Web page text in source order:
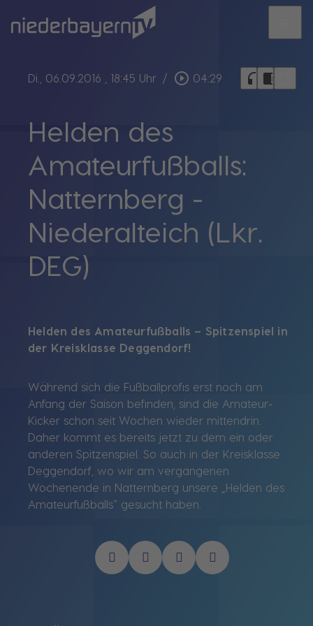
Di., 06.09.2016 , 18:45 Uhr / play_circle_outline 04:29 headphones chrome_reader_mode
Helden des
Amateurfußballs:
Natternberg -
Niederalteich (Lkr.
DEG)
Helden des Amateurfußballs – Spitzenspiel in
der Kreisklasse Deggendorf!
Während sich die Fußballprofis erst noch am
Anfang der Saison befinden, sind die Amateur-
Kicker schon seit Wochen wieder mittendrin.
Daher kommt es bereits jetzt zu dem ein oder
anderen Spitzenspiel. So auch in der Kreisklasse
Deggendorf, wo wir am vergangenen
Wochenende in Natternberg unsere „Helden des
Amateurfußballs“ gesucht haben.